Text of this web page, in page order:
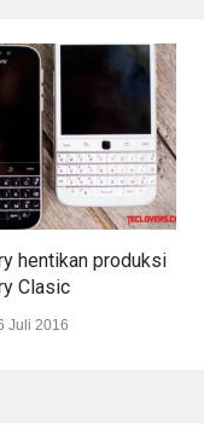
hentikan produksi
Clasic
Juli 2016